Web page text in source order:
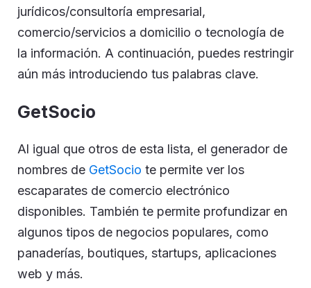
jurídicos/consultoría empresarial,
comercio/servicios a domicilio o tecnología de
la información. A continuación, puedes restringir
aún más introduciendo tus palabras clave.
GetSocio
Al igual que otros de esta lista, el generador de
nombres de GetSocio te permite ver los
escaparates de comercio electrónico
disponibles. También te permite profundizar en
algunos tipos de negocios populares, como
panaderías, boutiques, startups, aplicaciones
web y más.